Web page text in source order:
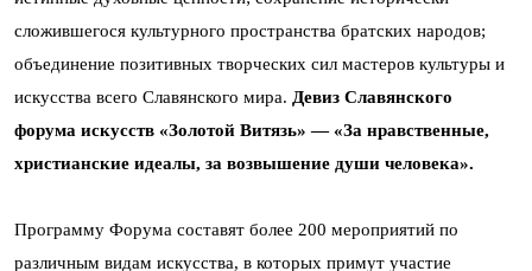
сложившегося культурного пространства братских народов;
объединение позитивных творческих сил мастеров культуры и
искусства всего Славянского мира. Девиз Славянского
форума искусств «Золотой Витязь» — «За нравственные,
христианские идеалы, за возвышение души человека».
Программу Форума составят более 200 мероприятий по
различным видам искусства, в которых примут участие